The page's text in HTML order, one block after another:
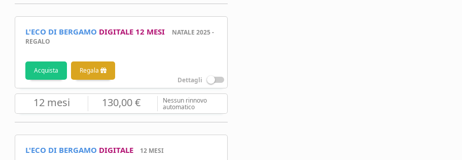
L'ECO DI BERGAMO DIGITALE 12 MESI
NATALE 2025 -
REGALO
Acquista
Regala
Dettagli
12 mesi 130,00 € Nessun rinnovo
automatico
L'ECO DI BERGAMO DIGITALE 12 MESI